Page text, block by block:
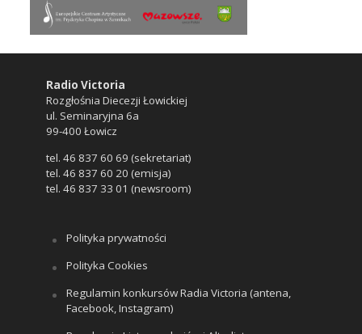
Radio Victoria
Rozgłośnia Diecezji Łowickiej
ul. Seminaryjna 6a
99-400 Łowicz
tel. 46 837 60 69 (sekretariat)
tel. 46 837 60 20 (emisja)
tel. 46 837 33 01 (newsroom)
Polityka prywatności
Polityka Cookies
Regulamin konkursów Radia Victoria (antena,
Facebook, Instagram)